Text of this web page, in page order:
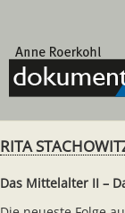
springen
RITA
Das Mittelalter II –